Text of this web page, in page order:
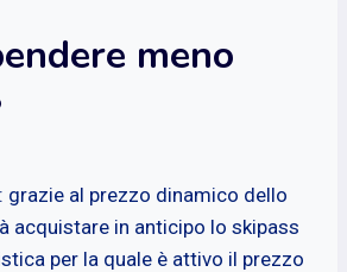
meno
grazie al prezzo dinamico dello
acquistare in anticipo lo skipass
per la quale è attivo il prezzo